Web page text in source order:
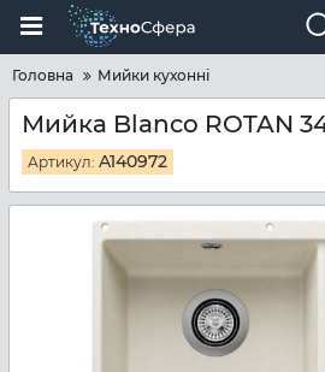
Головна Мийки кухонні
Мийка Blanco ROTAN
Артикул: A140972